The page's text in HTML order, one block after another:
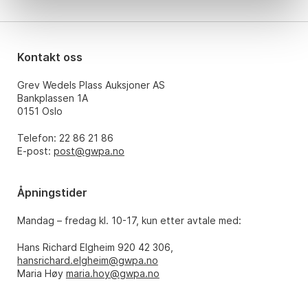
Kontakt oss
Grev Wedels Plass Auksjoner AS
Bankplassen 1A
0151 Oslo
Telefon: 22 86 21 86
E-post: post@gwpa.no
Åpningstider
Mandag – fredag kl. 10-17, kun etter avtale med:
Hans Richard Elgheim 920 42 306,
hansrichard.elgheim@gwpa.no
Maria Høy maria.hoy@gwpa.no